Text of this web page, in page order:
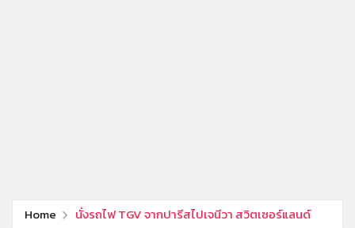
Home นั่งรถไฟ TGV จากปารีสไปเจนีวา สวิตเซอร์แลนด์